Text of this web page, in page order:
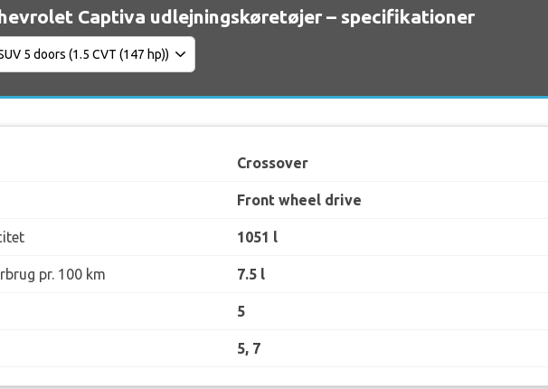
Captiva udlejningskøretøjer – specifikationer
Crossover
Front wheel drive
1051 l
pr. 100 km 7.5 l
5
5, 7